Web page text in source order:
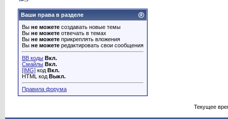
Ваши права в разделе
Вы не можете создавать новые темы
Вы не можете отвечать в темах
Вы не можете прикреплять вложения
Вы не можете редактировать свои сообщения
BB коды Вкл.
Смайлы Вкл.
[IMG] код Вкл.
HTML код Выкл.
Правила форума
Текущее